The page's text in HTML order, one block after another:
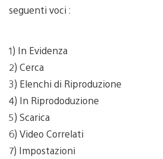
seguenti voci :
1) In Evidenza
2) Cerca
3) Elenchi di Riproduzione
4) In Riprododuzione
5) Scarica
6) Video Correlati
7) Impostazioni